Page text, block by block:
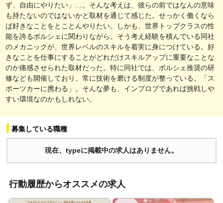
ず、自由にやりたい」…。そんな考えは、彼らの前ではなんの意味
も持たないのではないかと取材を通じて感じた。せっかく働くなら
ば好きなことをとことんやりたい。しかも、世界トップクラスの性
能を誇るポルシェに関わりながら。そう考え経験を積んでいる同社
のメカニックが、世界レベルのスキルを着実に身につけている。好
きなことを仕事にすることがどれだけスキルアップに重要なことな
のか痛感させられた取材だった。特に同社では、ポルシェ推奨の研
修なども開催しており、常に技術を磨ける制度が整っている。「ス
ポーツカーに携わる」。そんな夢も、インプロブであれば挑戦しや
すい環境なのかもしれない。
募集している職種
現在、typeに掲載中の求人はありません。
行動履歴からオススメの求人